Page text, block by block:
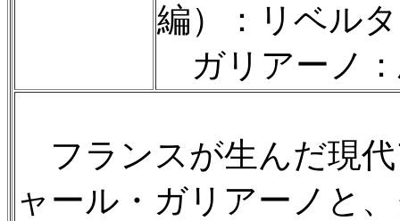
編）：リベル
ガリアーノ
フランスが生んだ現
ャール・ガリアーノと